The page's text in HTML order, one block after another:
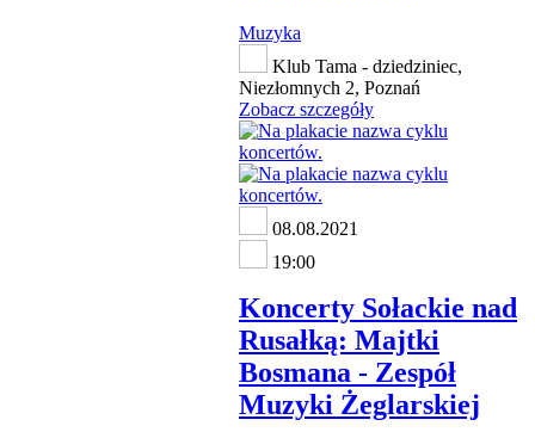
Muzyka
Klub Tama - dziedziniec,
Niezłomnych 2, Poznań
Zobacz szczegóły
08.08.2021
19:00
Koncerty Sołackie nad
Rusałką: Majtki
Bosmana - Zespół
Muzyki Żeglarskiej